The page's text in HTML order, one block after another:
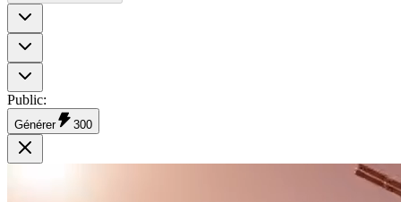
Public:
Générer 300